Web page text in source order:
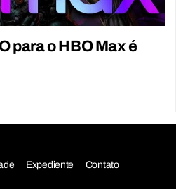
para o HBO Max é
Expediente Contato